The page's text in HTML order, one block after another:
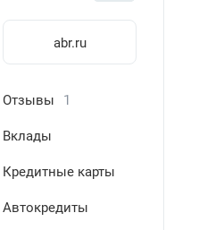
abr.ru
Отзывы 1
Вклады
Кредитные карты
Автокредиты